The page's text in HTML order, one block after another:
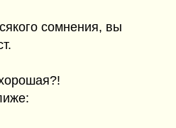
сомнения, вы